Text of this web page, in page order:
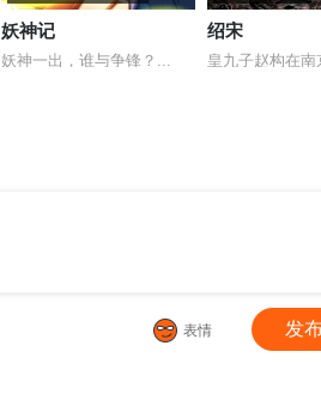
妖神记
妖神一出，谁与争锋？...
绍宋
皇九子赵构在南
表情 发